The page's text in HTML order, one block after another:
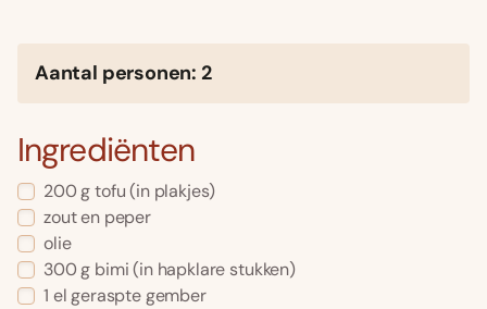
Aantal personen: 2
Ingrediënten
200 g tofu (in plakjes)
zout en peper
olie
300 g bimi (in hapklare stukken)
1 el geraspte gember